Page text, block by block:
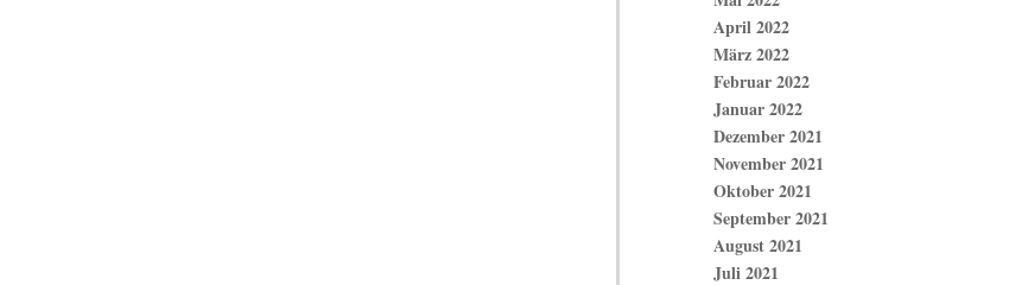
April 2022
März 2022
Februar 2022
Januar 2022
Dezember 2021
November 2021
Oktober 2021
September 2021
August 2021
Juli 2021